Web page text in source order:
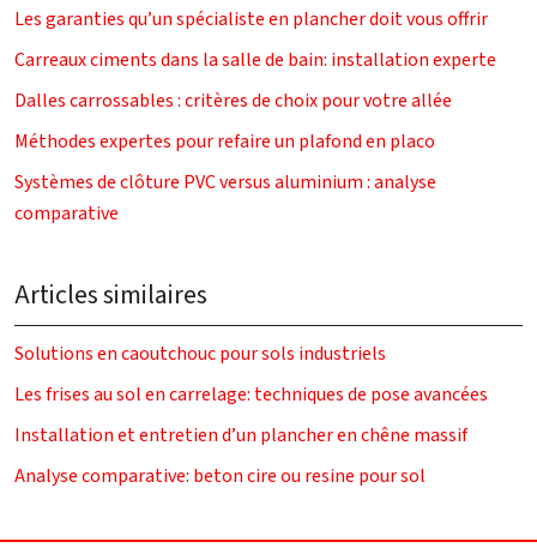
Les garanties qu’un spécialiste en plancher doit vous offrir
Carreaux ciments dans la salle de bain: installation experte
Dalles carrossables : critères de choix pour votre allée
Méthodes expertes pour refaire un plafond en placo
Systèmes de clôture PVC versus aluminium : analyse
comparative
Articles similaires
Solutions en caoutchouc pour sols industriels
Les frises au sol en carrelage: techniques de pose avancées
Installation et entretien d’un plancher en chêne massif
Analyse comparative: beton cire ou resine pour sol